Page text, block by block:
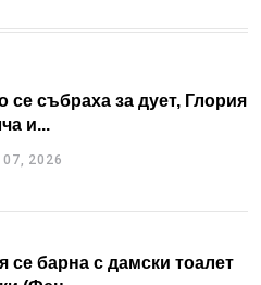
се събраха за дует, Глория
и...
07, 2026
се барна с дамски тоалет